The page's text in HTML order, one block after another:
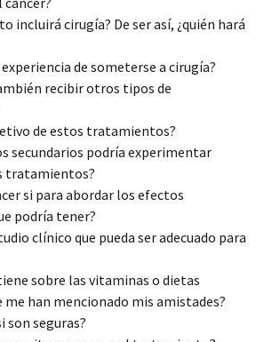
incluirá cirugía? De ser así, ¿quién hará
experiencia de someterse a cirugía?
recibir otros tipos de
de estos tratamientos?
secundarios podría experimentar
tratamientos?
si para abordar los efectos
podría tener?
clínico que pueda ser adecuado para
sobre las vitaminas o dietas
me han mencionado mis amistades?
son seguras?